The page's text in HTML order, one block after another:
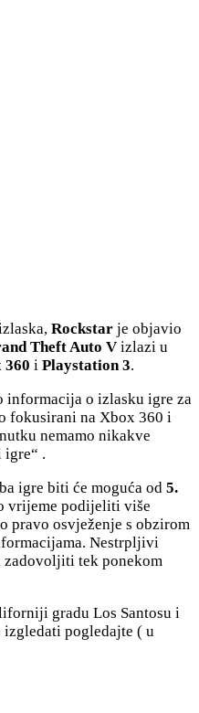
Rockstar je objavio
Theft Auto V izlazi u
360 i Playstation 3.
informacija o izlasku igre za
fokusirani na Xbox 360 i
nemamo nikakve
.
igre biti će moguća od 5.
vrijeme podijeliti više
pravo osvježenje s obzirom
Nestrpljivi
tek ponekom
gradu Los Santosu i
pogledajte ( u